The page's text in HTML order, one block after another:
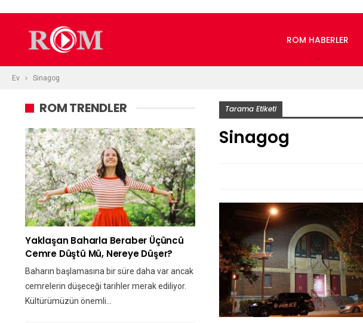
ROM HABERLER
Ev Sinagog
Tarama Etiketi
Sinagog
ROM TRENDLER
Yaklaşan Baharla Beraber Üçüncü
Cemre Düştü Mü, Nereye Düşer?
Baharın başlamasına bir süre daha var ancak
cemrelerin düşeceği tarihler merak ediliyor.
Kültürümüzün önemli…